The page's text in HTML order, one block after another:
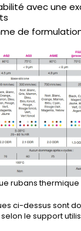
avec une
de
rubans thermique
ci-dessus sont
le support